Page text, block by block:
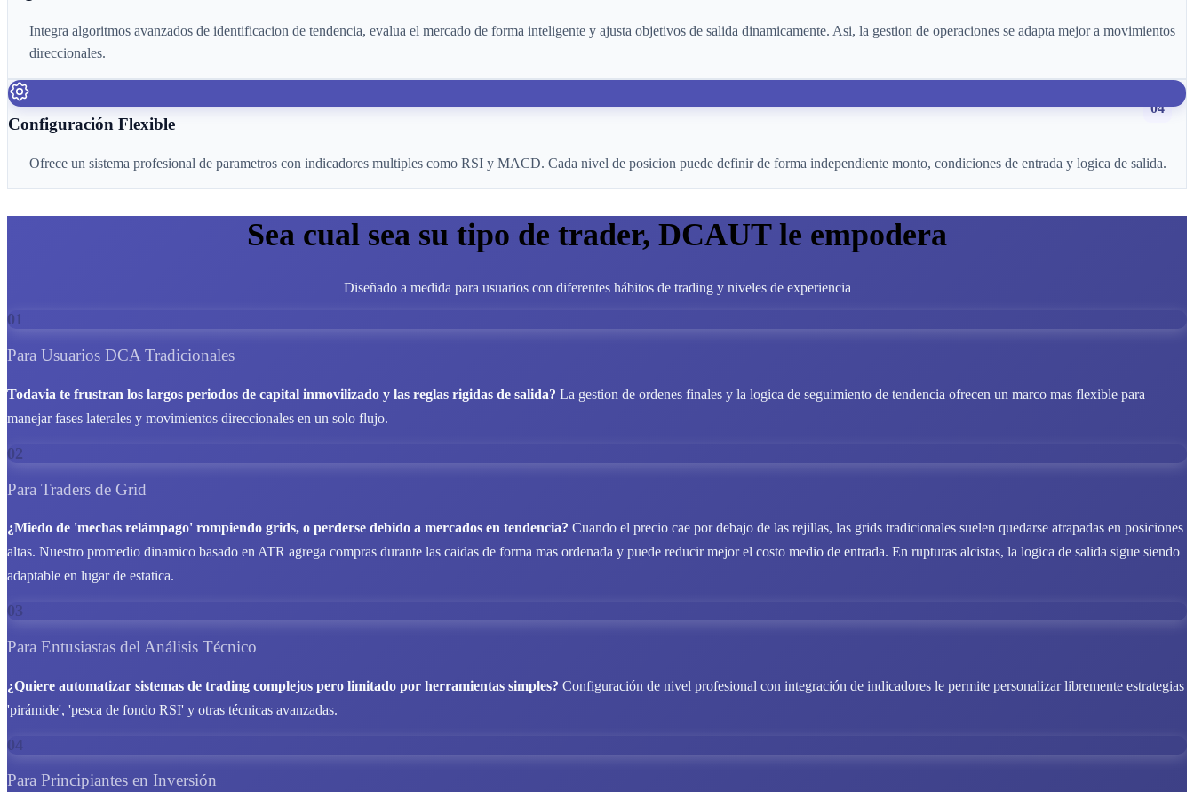
Integra algoritmos avanzados de identificacion de tendencia, evalua el mercado de forma inteligente y ajusta objetivos de salida dinamicamente. Asi, la gestion de operaciones se adapta mejor a movimientos
direccionales.
04
Configuración Flexible
Ofrece un sistema profesional de parametros con indicadores multiples como RSI y MACD. Cada nivel de posicion puede definir de forma independiente monto, condiciones de entrada y logica de salida.
Sea cual sea su tipo de trader, DCAUT le empodera
Diseñado a medida para usuarios con diferentes hábitos de trading y niveles de experiencia
01
Para Usuarios DCA Tradicionales
Todavia te frustran los largos periodos de capital inmovilizado y las reglas rigidas de salida? La gestion de ordenes finales y la logica de seguimiento de tendencia ofrecen un marco mas flexible para
manejar fases laterales y movimientos direccionales en un solo flujo.
02
Para Traders de Grid
¿Miedo de 'mechas relámpago' rompiendo grids, o perderse debido a mercados en tendencia? Cuando el precio cae por debajo de las rejillas, las grids tradicionales suelen quedarse atrapadas en posiciones
altas. Nuestro promedio dinamico basado en ATR agrega compras durante las caidas de forma mas ordenada y puede reducir mejor el costo medio de entrada. En rupturas alcistas, la logica de salida sigue siendo
adaptable en lugar de estatica.
03
Para Entusiastas del Análisis Técnico
¿Quiere automatizar sistemas de trading complejos pero limitado por herramientas simples? Configuración de nivel profesional con integración de indicadores le permite personalizar libremente estrategias
'pirámide', 'pesca de fondo RSI' y otras técnicas avanzadas.
04
Para Principiantes en Inversión